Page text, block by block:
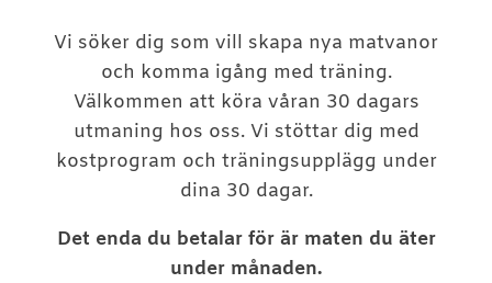
Vi söker dig som vill skapa nya matvanor
och komma igång med träning.
Välkommen att köra våran 30 dagars
utmaning hos oss. Vi stöttar dig med
kostprogram och träningsupplägg under
dina 30 dagar.
Det enda du betalar för är maten du äter
under månaden.